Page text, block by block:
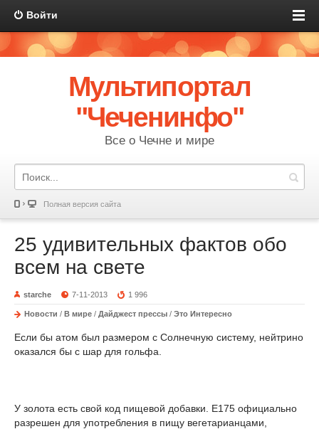
Войти
Мультипортал
"Чеченинфо"
Все о Чечне и мире
Полная версия сайта
25 удивительных фактов обо
всем на свете
starche 7-11-2013 1 996
Новости / В мире / Дайджест прессы / Это Интересно
Если бы атом был размером с Солнечную систему, нейтрино
оказался бы с шар для гольфа.
У золота есть свой код пищевой добавки. Е175 официально
разрешен для употребления в пищу вегетарианцами,